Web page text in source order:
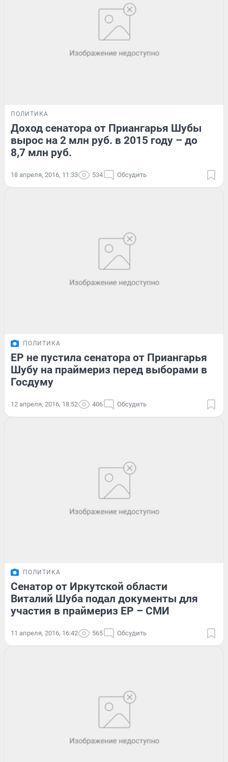
ПОЛИТИКА
Доход сенатора от Приангарья Шубы
вырос на 2 млн руб. в 2015 году – до
8,7 млн руб.
18 апреля, 2016, 11:33 534 Обсудить
ПОЛИТИКА
ЕР не пустила сенатора от Приангарья
Шубу на праймериз перед выборами в
Госдуму
12 апреля, 2016, 18:52 406 Обсудить
ПОЛИТИКА
Сенатор от Иркутской области
Виталий Шуба подал документы для
участия в праймериз ЕР – СМИ
11 апреля, 2016, 16:42 565 Обсудить